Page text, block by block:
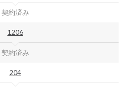
契約済み
1206
契約済み
204